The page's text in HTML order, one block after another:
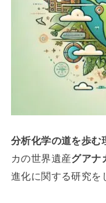
分析化学の道を歩む
カの世界遺産グアナ
進化に関する研究を